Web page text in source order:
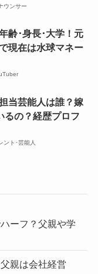
ウンサー
齢･身長･大学！元
現在は水球マネー
当芸能人は誰？嫁
るの？経歴プロフ
ント･芸能人
ーフ？父親や学
親は会社経営